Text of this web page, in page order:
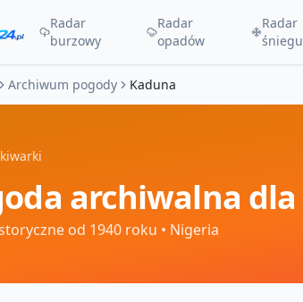
Radar
burzowy
Radar
opadów
Radar
śniegu
Archiwum pogody Kaduna
archiwalna dla
od 1940 roku • Nigeria